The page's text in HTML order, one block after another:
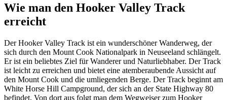
Wie man den Hooker Valley Track
erreicht
Der Hooker Valley Track ist ein wunderschöner Wanderweg, der
sich durch den Mount Cook Nationalpark in Neuseeland schlängelt.
Er ist ein beliebtes Ziel für Wanderer und Naturliebhaber. Der Track
ist leicht zu erreichen und bietet eine atemberaubende Aussicht auf
den Mount Cook und die umliegenden Berge. Der Track beginnt am
White Horse Hill Campground, der sich an der State Highway 80
befindet. Von dort aus folgt man dem Wegweiser zum Hooker